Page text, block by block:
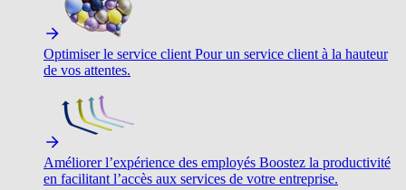
Optimiser le service client Pour un service client à la hauteur
de vos attentes.
Améliorer l’expérience des employés Boostez la productivité
en facilitant l’accès aux services de votre entreprise.